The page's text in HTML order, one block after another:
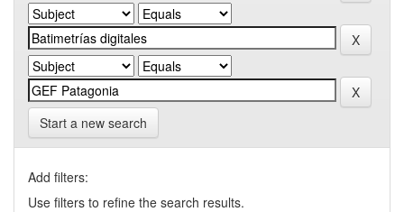
Start a new search
Add filters:
Use filters to refine the search results.